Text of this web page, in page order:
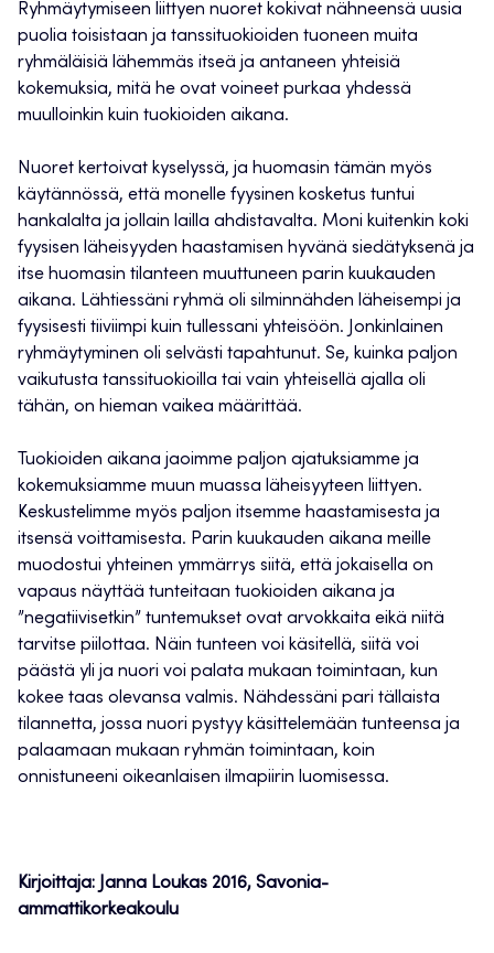
Ryhmäytymiseen liittyen nuoret kokivat nähneensä uusia
puolia toisistaan ja tanssituokioiden tuoneen muita
ryhmäläisiä lähemmäs itseä ja antaneen yhteisiä
kokemuksia, mitä he ovat voineet purkaa yhdessä
muulloinkin kuin tuokioiden aikana.
Nuoret kertoivat kyselyssä, ja huomasin tämän myös
käytännössä, että monelle fyysinen kosketus tuntui
hankalalta ja jollain lailla ahdistavalta. Moni kuitenkin koki
fyysisen läheisyyden haastamisen hyvänä siedätyksenä ja
itse huomasin tilanteen muuttuneen parin kuukauden
aikana. Lähtiessäni ryhmä oli silminnähden läheisempi ja
fyysisesti tiiviimpi kuin tullessani yhteisöön. Jonkinlainen
ryhmäytyminen oli selvästi tapahtunut. Se, kuinka paljon
vaikutusta tanssituokioilla tai vain yhteisellä ajalla oli
tähän, on hieman vaikea määrittää.
Tuokioiden aikana jaoimme paljon ajatuksiamme ja
kokemuksiamme muun muassa läheisyyteen liittyen.
Keskustelimme myös paljon itsemme haastamisesta ja
itsensä voittamisesta. Parin kuukauden aikana meille
muodostui yhteinen ymmärrys siitä, että jokaisella on
vapaus näyttää tunteitaan tuokioiden aikana ja
”negatiivisetkin” tuntemukset ovat arvokkaita eikä niitä
tarvitse piilottaa. Näin tunteen voi käsitellä, siitä voi
päästä yli ja nuori voi palata mukaan toimintaan, kun
kokee taas olevansa valmis. Nähdessäni pari tällaista
tilannetta, jossa nuori pystyy käsittelemään tunteensa ja
palaamaan mukaan ryhmän toimintaan, koin
onnistuneeni oikeanlaisen ilmapiirin luomisessa.
Kirjoittaja: Janna Loukas 2016, Savonia-
ammattikorkeakoulu